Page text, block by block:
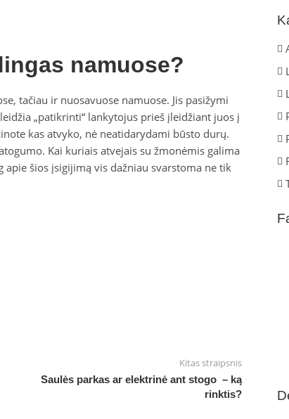
namuose?
tačiau ir nuosavuose namuose. Jis pasižymi
„patikrinti“ lankytojus prieš įleidžiant juos į
kas atvyko, nė neatidarydami būsto durų.
Kai kuriais atvejais su žmonėmis galima
šios įsigijimą vis dažniau svarstoma ne tik
Kitas straipsnis
Saulės parkas ar elektrinė ant stogo – ką
rinktis?